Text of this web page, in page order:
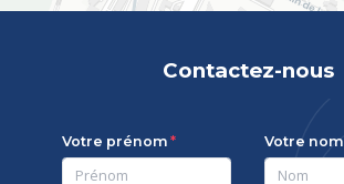
Contactez-nous
Votre prénom Votre nom